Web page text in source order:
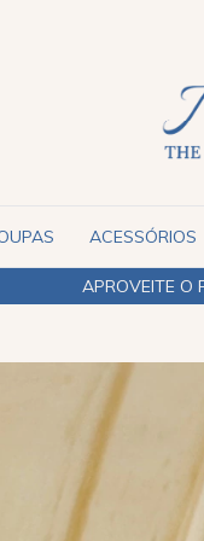
ACESSÓRIOS